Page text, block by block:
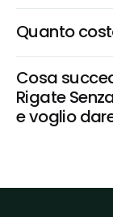
Quanto
Cosa
Rigate
e voglio